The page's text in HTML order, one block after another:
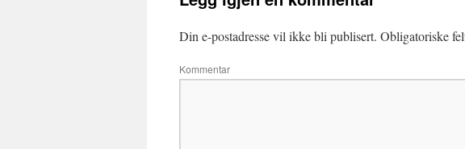
Din e-postadresse vil ikke bli publisert. Obligatoriske
Kommentar